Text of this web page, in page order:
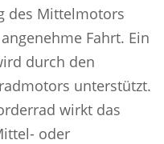
des Mittelmotors
Fahrt. Ein
durch den
unterstützt.
wirkt das
oder